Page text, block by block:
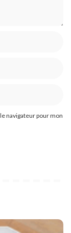
navigateur pour mon